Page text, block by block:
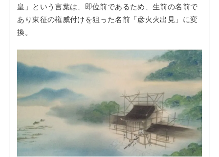
皇」という言葉は、即位前であるため、生前の名前で
あり東征の権威付けを狙った名前「彦火火出見」に変
換。